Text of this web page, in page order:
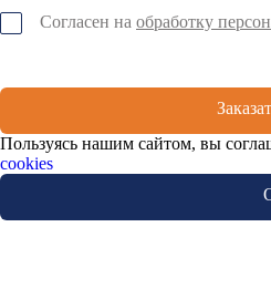
Согласен на обработку
Пользуясь нашим сайтом, вы
cookies